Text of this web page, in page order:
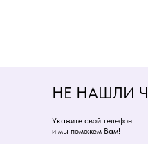
НЕ НАШЛИ
Укажите свой телефон
и мы поможем Вам!